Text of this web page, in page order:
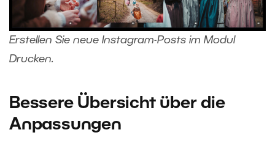
Erstellen Sie neue Instagram-Posts im Modul
Drucken.
Bessere Übersicht über die
Anpassungen